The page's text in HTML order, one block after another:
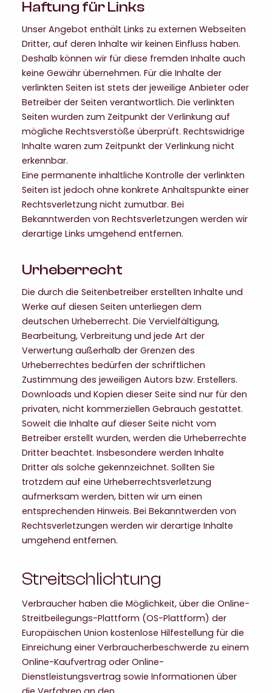
Haftung für Links
Unser Angebot enthält Links zu externen Webseiten
Dritter, auf deren Inhalte wir keinen Einfluss haben.
Deshalb können wir für diese fremden Inhalte auch
keine Gewähr übernehmen. Für die Inhalte der
verlinkten Seiten ist stets der jeweilige Anbieter oder
Betreiber der Seiten verantwortlich. Die verlinkten
Seiten wurden zum Zeitpunkt der Verlinkung auf
mögliche Rechtsverstöße überprüft. Rechtswidrige
Inhalte waren zum Zeitpunkt der Verlinkung nicht
erkennbar.
Eine permanente inhaltliche Kontrolle der verlinkten
Seiten ist jedoch ohne konkrete Anhaltspunkte einer
Rechtsverletzung nicht zumutbar. Bei
Bekanntwerden von Rechtsverletzungen werden wir
derartige Links umgehend entfernen.
Urheberrecht
Die durch die Seitenbetreiber erstellten Inhalte und
Werke auf diesen Seiten unterliegen dem
deutschen Urheberrecht. Die Vervielfältigung,
Bearbeitung, Verbreitung und jede Art der
Verwertung außerhalb der Grenzen des
Urheberrechtes bedürfen der schriftlichen
Zustimmung des jeweiligen Autors bzw. Erstellers.
Downloads und Kopien dieser Seite sind nur für den
privaten, nicht kommerziellen Gebrauch gestattet.
Soweit die Inhalte auf dieser Seite nicht vom
Betreiber erstellt wurden, werden die Urheberrechte
Dritter beachtet. Insbesondere werden Inhalte
Dritter als solche gekennzeichnet. Sollten Sie
trotzdem auf eine Urheberrechtsverletzung
aufmerksam werden, bitten wir um einen
entsprechenden Hinweis. Bei Bekanntwerden von
Rechtsverletzungen werden wir derartige Inhalte
umgehend entfernen.
Streitschlichtung
Verbraucher haben die Möglichkeit, über die Online-
Streitbeilegungs-Plattform (OS-Plattform) der
Europäischen Union kostenlose Hilfestellung für die
Einreichung einer Verbraucherbeschwerde zu einem
Online-Kaufvertrag oder Online-
Dienstleistungsvertrag sowie Informationen über